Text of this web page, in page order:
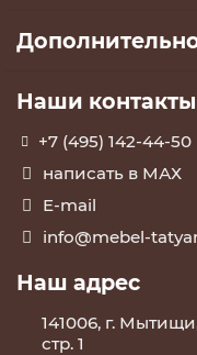
Наши контакты
+7 (495) 142-44-50
написать в МАХ
E-mail
info@mebel-
Наш адрес
141006, г.
стр. 1